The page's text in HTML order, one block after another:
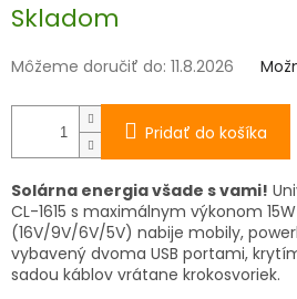
cena:
Skladom
Môžeme doručiť do: 11.8.2026
Pridať do košíka
Solárna energia všade s vami!
CL-1615 s maximálnym výkonom
(16V/9V/6V/5V) nabije mobily,
vybavený dvoma USB portami,
sadou káblov vrátane krokosvoriek.